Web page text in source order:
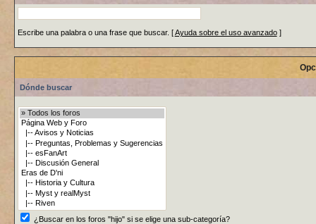
Escribe una palabra o una frase que buscar. [Ayuda sobre el uso avanzado]
Dónde buscar
¿Buscar en los foros "hijo" si se elige una sub-categoría?